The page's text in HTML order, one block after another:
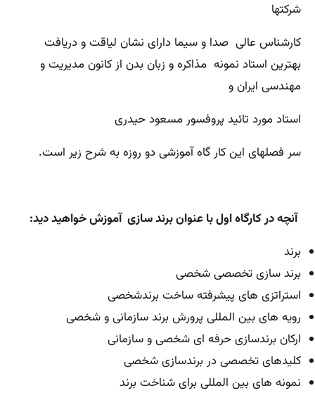
شرکتها
کارشناس عالی صدا و سیما دارای نشان لیاقت و دریافت
بهترین استاد نمونه مذاکره و زبان بدن از کانون مدیریت و
مهندسی ایران و
استاد مورد تائید پروفسور مسعود حیدری
سر فصلهای این کار گاه آموزشی دو روزه به شرح زیر است.
آنچه در کارگاه اول با عنوان برند سازی آموزش خواهید دید:
برند
برند سازی تخصصی شخصی
استراتزی های پیشرفته ساخت برندشخصی
رویه های بین المللی پرورش برند سازمانی و شخصی
ارکان برندسازی حرفه ای شخصی و سازمانی
کلیدهای تخصصی در برندسازی شخصی
نمونه های بین المللی برای شناخت برند